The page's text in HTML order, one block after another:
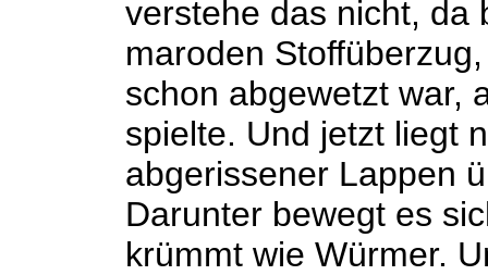
verstehe das nicht, da
maroden
schon abgewetzt war,
spielte. Und jetzt liegt
abgerissener Lappen
Darunter bewegt es
krümmt wie Würmer.